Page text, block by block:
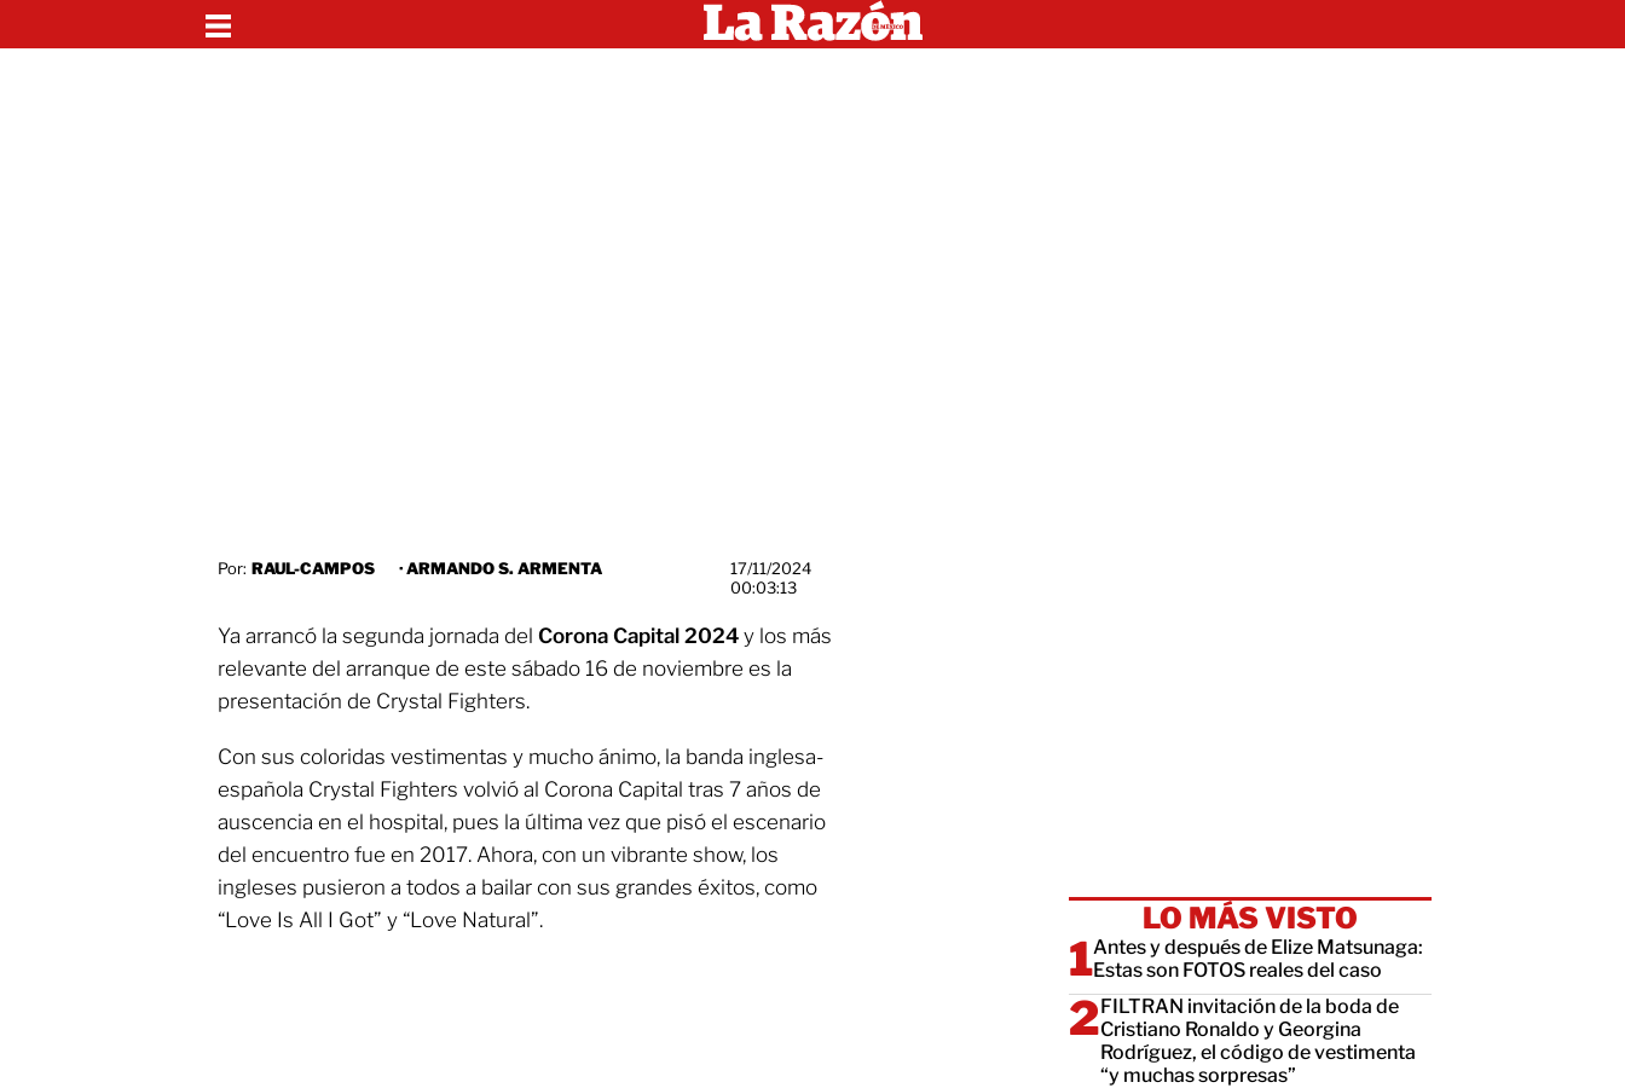
Por: RAUL-CAMPOS ·ARMANDO S. ARMENTA
17/11/2024
00:03:13
Ya arrancó la segunda jornada del Corona Capital 2024 y los más
relevante del arranque de este sábado 16 de noviembre es la
presentación de Crystal Fighters.
Con sus coloridas vestimentas y mucho ánimo, la banda inglesa-
española Crystal Fighters volvió al Corona Capital tras 7 años de
auscencia en el hospital, pues la última vez que pisó el escenario
del encuentro fue en 2017. Ahora, con un vibrante show, los
ingleses pusieron a todos a bailar con sus grandes éxitos, como
“Love Is All I Got” y “Love Natural”.
LO MÁS VISTO
Antes y después de Elize Matsunaga:
Estas son FOTOS reales del caso
FILTRAN invitación de la boda de
Cristiano Ronaldo y Georgina
Rodríguez, el código de vestimenta
“y muchas sorpresas”